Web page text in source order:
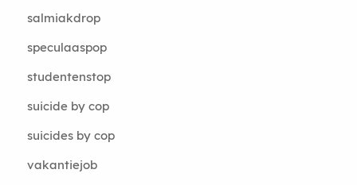
salmiakdrop
speculaaspop
studentenstop
suicide by cop
suicides by cop
vakantiejob